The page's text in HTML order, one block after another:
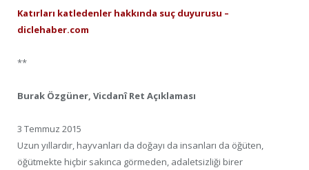
Katırları katledenler hakkında suç duyurusu –
diclehaber.com
**
Burak Özgüner, Vicdanî Ret Açıklaması
3 Temmuz 2015
Uzun yıllardır, hayvanları da doğayı da insanları da öğüten,
öğütmekte hiçbir sakınca görmeden, adaletsizliği birer